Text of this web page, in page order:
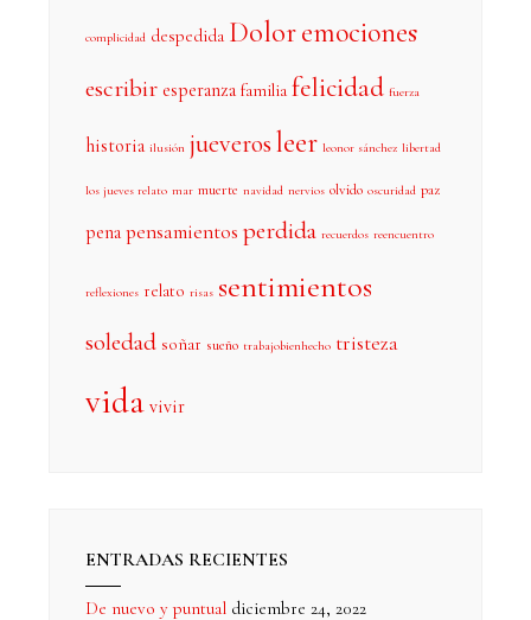
complicidad despedida Doloremociones
escribir esperanza familia felicidad fuerza
historia ilusión jueverosleer leonor sánchez libertad
los jueves relato mar muerte navidad nervios olvido oscuridad paz
pena pensamientos perdida recuerdos reencuentro
reflexiones relato risas sentimientos
soledad soñar sueño trabajobienhecho tristeza
vida vivir
ENTRADAS RECIENTES
De nuevo y puntual diciembre 24, 2022